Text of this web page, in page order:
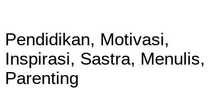
Pendidikan, Motivasi,
Inspirasi, Sastra, Menulis,
Parenting